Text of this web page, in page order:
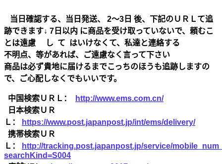
当日確認する、当日発送、 2～3日 後、下記のＵＲＬて追
跡できます↓ 7日以内 に商品を受け取っていないで、頼むこ
とは遠慮 し て はいけなくて、私達と連絡する
不明点、等があれば、ご遠慮なく言って下さい
商品は必ず貴地に届けるまでこっちのほうも追跡しますの
で、ご心配しなくでもいいです。
中国検索ＵＲＬ：
http://www.ems.com.cn/
日本検索ＵＲ
Ｌ：
https://www.post.japanpost.jp/int/ems/delivery/
携帯検索ＵＲ
Ｌ：
http://tracking.post.japanpost.jp/service/
searchKind=S004